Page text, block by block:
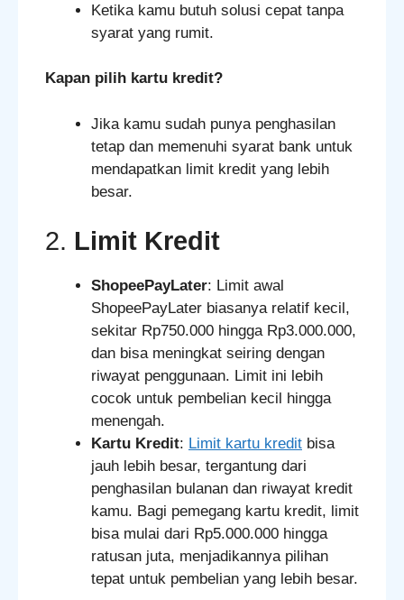
Ketika kamu butuh solusi cepat tanpa
syarat yang rumit.
Kapan pilih kartu kredit?
Jika kamu sudah punya penghasilan
tetap dan memenuhi syarat bank untuk
mendapatkan limit kredit yang lebih
besar.
2. Limit Kredit
ShopeePayLater: Limit awal
ShopeePayLater biasanya relatif kecil,
sekitar Rp750.000 hingga Rp3.000.000,
dan bisa meningkat seiring dengan
riwayat penggunaan. Limit ini lebih
cocok untuk pembelian kecil hingga
menengah.
Kartu Kredit: Limit kartu kredit bisa
jauh lebih besar, tergantung dari
penghasilan bulanan dan riwayat kredit
kamu. Bagi pemegang kartu kredit, limit
bisa mulai dari Rp5.000.000 hingga
ratusan juta, menjadikannya pilihan
tepat untuk pembelian yang lebih besar.